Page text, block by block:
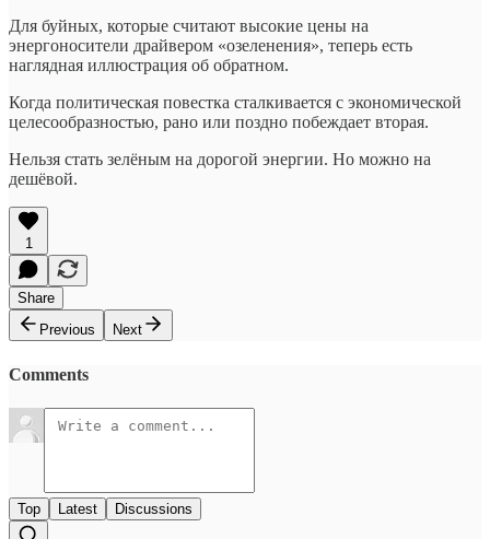
Для буйных, которые считают высокие цены на
энергоносители драйвером «озеленения», теперь есть
наглядная иллюстрация об обратном.
Когда политическая повестка сталкивается с экономической
целесообразностью, рано или поздно побеждает вторая.
Нельзя стать зелёным на дорогой энергии. Но можно на
дешёвой.
1
Share
Previous
Next
Comments
Top Latest Discussions